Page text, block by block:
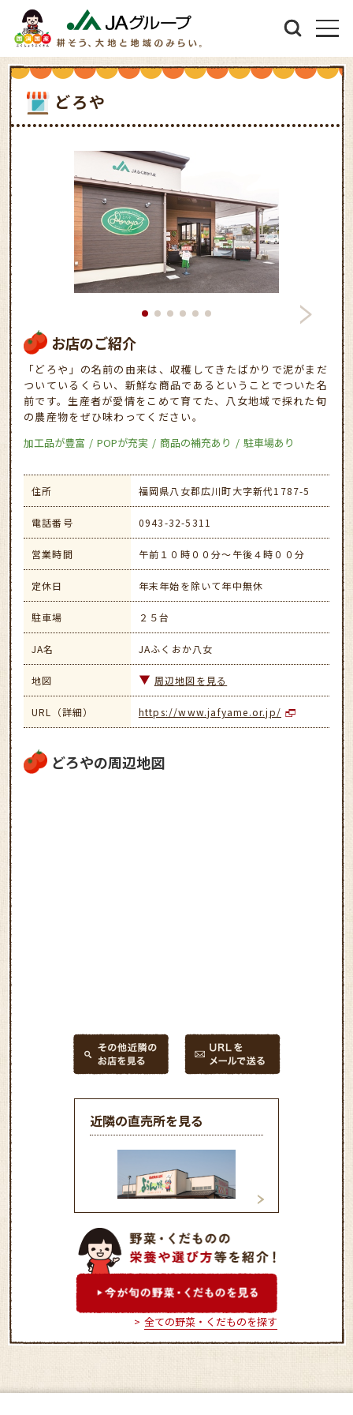
どろや
お店のご紹介
「どろや」の名前の由来は、収穫してきたばかりで泥がまだ
ついているくらい、新鮮な商品であるということでついた名
前です。生産者が愛情をこめて育てた、八女地域で採れた旬
の農産物をぜひ味わってください。
加工品が豊富
POPが充実 商品の補充あり 駐車場あり
住所 福岡県八女郡広川町大字新代1787-5
電話番号 0943-32-5311
営業時間 午前１０時００分～午後４時００分
定休日 年末年始を除いて年中無休
駐車場 ２５台
JA名 JAふくおか八女
地図 周辺地図を見る
URL（詳細） https://www.jafyame.or.jp/
どろやの周辺地図
近隣の直売所を見る
農産物直売所 よらん野
みづまの里 農産
全ての野菜・くだものを探す